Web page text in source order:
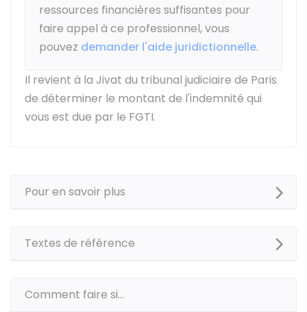
ressources financières suffisantes pour
faire appel à ce professionnel, vous
pouvez demander l'aide juridictionnelle.
Il revient à la Jivat du tribunal judiciaire de Paris
de déterminer le montant de l'indemnité qui
vous est due par le FGTI.
Pour en savoir plus
Textes de référence
Comment faire si...